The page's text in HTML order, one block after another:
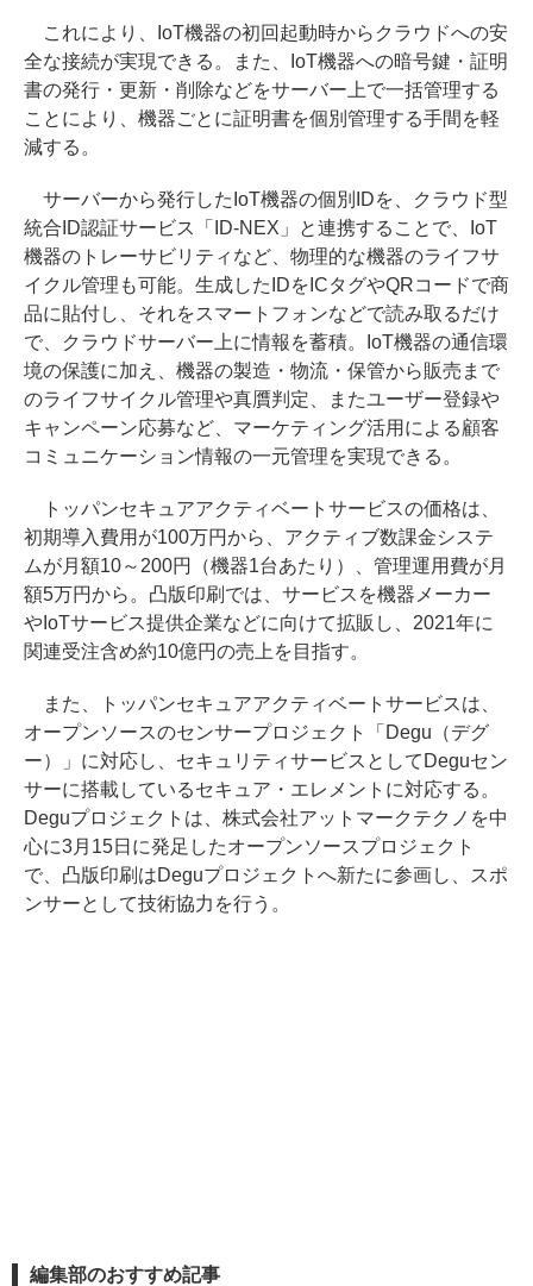
これにより、IoT機器の初回起動時からクラウドへの安
全な接続が実現できる。また、IoT機器への暗号鍵・証明
書の発行・更新・削除などをサーバー上で一括管理する
ことにより、機器ごとに証明書を個別管理する手間を軽
減する。
サーバーから発行したIoT機器の個別IDを、クラウド型
統合ID認証サービス「ID-NEX」と連携することで、IoT
機器のトレーサビリティなど、物理的な機器のライフサ
イクル管理も可能。生成したIDをICタグやQRコードで商
品に貼付し、それをスマートフォンなどで読み取るだけ
で、クラウドサーバー上に情報を蓄積。IoT機器の通信環
境の保護に加え、機器の製造・物流・保管から販売まで
のライフサイクル管理や真贋判定、またユーザー登録や
キャンペーン応募など、マーケティング活用による顧客
コミュニケーション情報の一元管理を実現できる。
トッパンセキュアアクティベートサービスの価格は、
初期導入費用が100万円から、アクティブ数課金システ
ムが月額10～200円（機器1台あたり）、管理運用費が月
額5万円から。凸版印刷では、サービスを機器メーカー
やIoTサービス提供企業などに向けて拡販し、2021年に
関連受注含め約10億円の売上を目指す。
また、トッパンセキュアアクティベートサービスは、
オープンソースのセンサープロジェクト「Degu（デグ
ー）」に対応し、セキュリティサービスとしてDeguセン
サーに搭載しているセキュア・エレメントに対応する。
Deguプロジェクトは、株式会社アットマークテクノを中
心に3月15日に発足したオープンソースプロジェクト
で、凸版印刷はDeguプロジェクトへ新たに参画し、スポ
ンサーとして技術協力を行う。
編集部のおすすめ記事